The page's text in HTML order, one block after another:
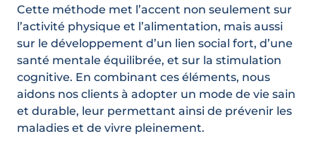
Cette méthode met l’accent non seulement sur
l’activité physique et l’alimentation, mais aussi
sur le développement d’un lien social fort, d’une
santé mentale équilibrée, et sur la stimulation
cognitive. En combinant ces éléments, nous
aidons nos clients à adopter un mode de vie sain
et durable, leur permettant ainsi de prévenir les
maladies et de vivre pleinement.